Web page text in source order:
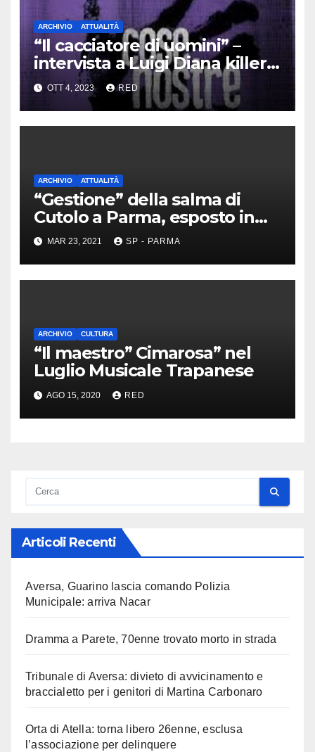
ARCHIVIO ATTUALITÀ
“Il cacciatore di uomini” –
intervista a Luigi Diana killer
dei Casalesi
OTT 4, 2023 RED
ARCHIVIO ATTUALITÀ
“Gestione” della salma di
Cutolo a Parma, esposto in
Procura
MAR 23, 2021 SP - PARMA
ARCHIVIO CULTURA
“Il maestro” Cimarosa” nel
Luglio Musicale Trapanese
AGO 15, 2020 RED
Articoli Recenti
Aversa, Guarino lascia comando Polizia
Municipale: arriva Nacar
Dramma a Parete, 70enne trovato morto in strada
Tribunale di Aversa: divieto di avvicinamento e
braccialetto per i genitori di Martina Carbonaro
Orta di Atella: torna libero 26enne, esclusa
l’associazione per delinquere